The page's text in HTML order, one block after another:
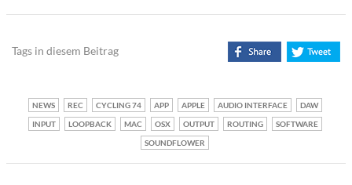
Tags in diesem Beitrag
NEWS REC CYCLING 74 APP APPLE AUDIO INTERFACE
DAW
INPUT
LOOPBACK MAC OSX OUTPUT ROUTING
SOFTWARE
SOUNDFLOWER